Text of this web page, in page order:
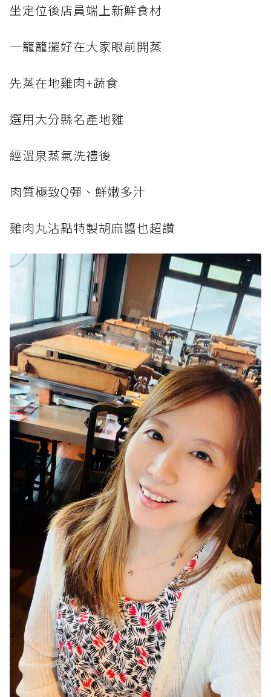
坐定位後店員端上新鮮食材
一籠籠擺好在大家眼前開蒸
先蒸在地雞肉+蔬食
選用大分縣名產地雞
經溫泉蒸氣洗禮後
肉質極致Q彈、鮮嫩多汁
雞肉丸沾點特製胡麻醬也超讚